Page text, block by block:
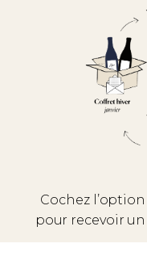
Cochez l’option
pour recevoir